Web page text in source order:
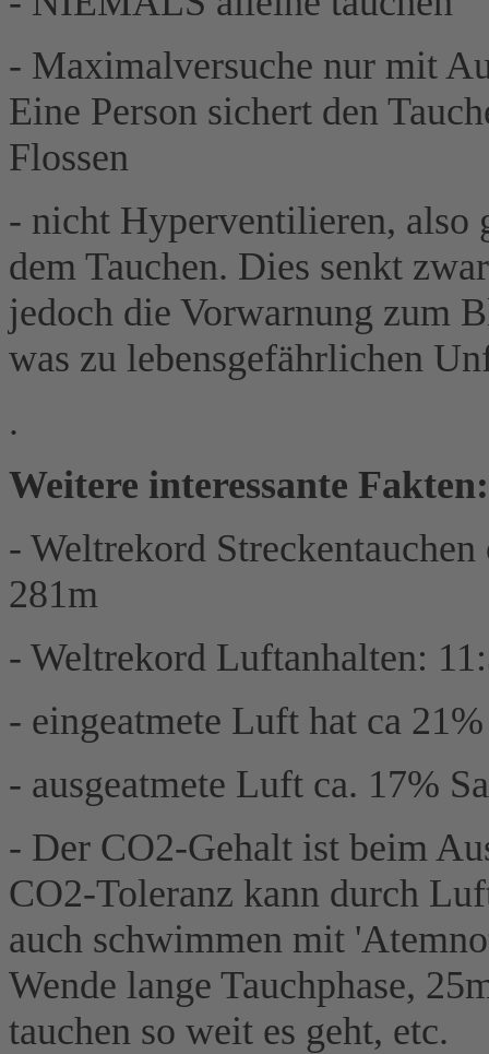
- Maximalversuche nur mit
Eine Person sichert den
Flossen
- nicht Hyperventilieren, also
dem Tauchen. Dies senkt
jedoch die Vorwarnung zum
was zu lebensgefährlichen
.
Weitere interessante Fakten:
- Weltrekord
281m
- Weltrekord Luftanhalten:
- eingeatmete Luft hat ca
- ausgeatmete Luft ca. 17%
- Der CO2-Gehalt ist beim
CO2-Toleranz kann durch
auch schwimmen mit
Wende lange Tauchphase,
tauchen so weit es geht, etc.